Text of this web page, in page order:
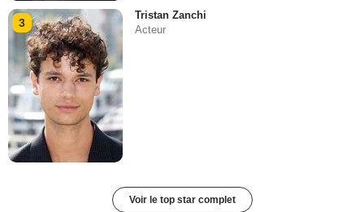
3
Tristan Zanchi
Acteur
Voir le top star complet